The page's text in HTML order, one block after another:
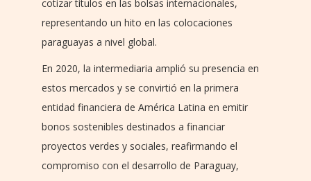
cotizar títulos en las bolsas internacionales,
representando un hito en las colocaciones
paraguayas a nivel global.
En 2020, la intermediaria amplió su presencia en
estos mercados y se convirtió en la primera
entidad financiera de América Latina en emitir
bonos sostenibles destinados a financiar
proyectos verdes y sociales, reafirmando el
compromiso con el desarrollo de Paraguay,